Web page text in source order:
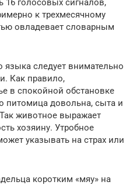
16 голосовых сигналов,
к трехмесячному
овладевает словарным
следует внимательно
Как правило,
в спокойной обстановке
питомица довольна, сыта и
животное выражает
хозяину. Утробное
указывать на страх или
коротким «мяу» на